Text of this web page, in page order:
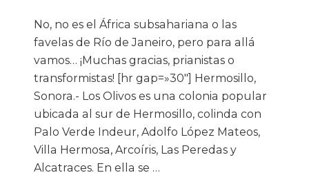
No, no es el África subsahariana o las
favelas de Río de Janeiro, pero para allá
vamos… ¡Muchas gracias, prianistas o
transformistas! [hr gap=»30″] Hermosillo,
Sonora.- Los Olivos es una colonia popular
ubicada al sur de Hermosillo, colinda con
Palo Verde Indeur, Adolfo López Mateos,
Villa Hermosa, Arcoíris, Las Peredas y
Alcatraces. En ella se …